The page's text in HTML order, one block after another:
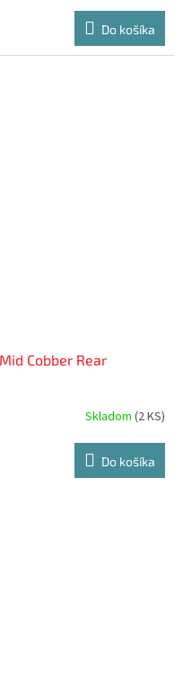
Do košíka
Cobber Rear
Skladom (2 KS)
Do košíka